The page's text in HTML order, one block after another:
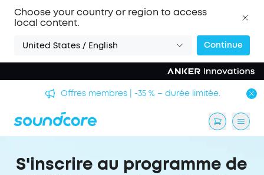
Choose your country or region to access
local content.
United States / English Continue
Offres membres | -35 % – durée limitée.
S'inscrire au programme de